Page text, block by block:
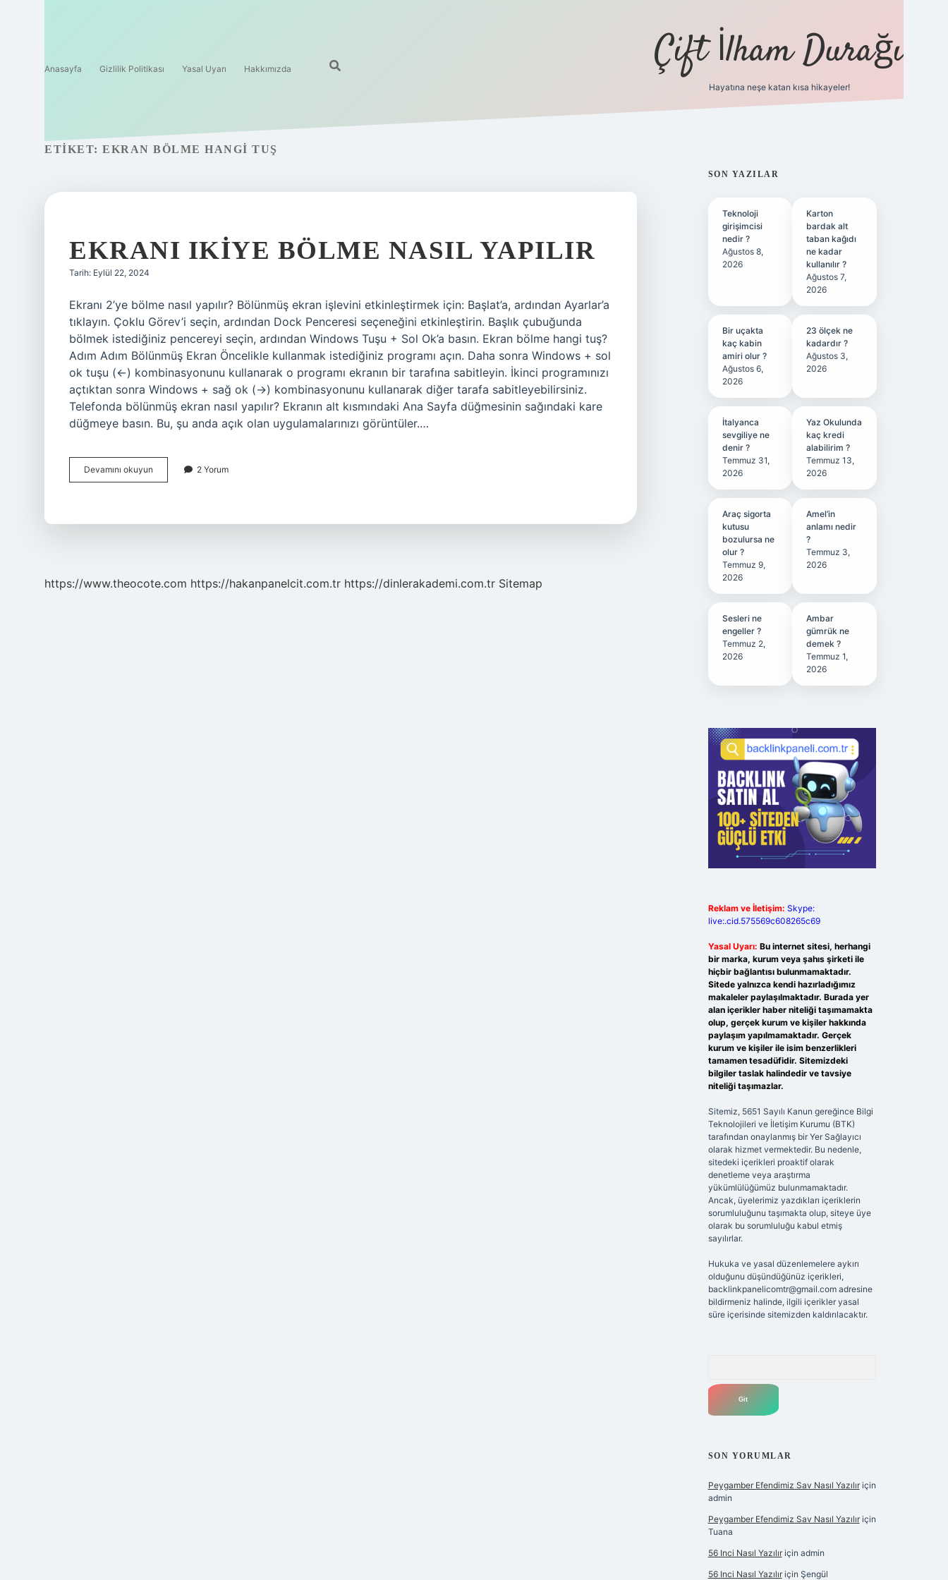
Anasayfa Gizlilik Politikası Yasal Uyarı Hakkımızda Çift İlham Durağı
Hayatına neşe katan kısa hikayeler!
ETIKET: EKRAN BÖLME HANGI TUŞ
EKRANI IKIYE BÖLME NASIL YAPILIR
Tarih: Eylül 22, 2024
Ekranı 2’ye bölme nasıl yapılır? Bölünmüş ekran işlevini etkinleştirmek için: Başlat’a, ardından Ayarlar’a
tıklayın. Çoklu Görev’i seçin, ardından Dock Penceresi seçeneğini etkinleştirin. Başlık çubuğunda
bölmek istediğiniz pencereyi seçin, ardından Windows Tuşu + Sol Ok’a basın. Ekran bölme hangi tuş?
Adım Adım Bölünmüş Ekran Öncelikle kullanmak istediğiniz programı açın. Daha sonra Windows + sol
ok tuşu (←) kombinasyonunu kullanarak o programı ekranın bir tarafına sabitleyin. İkinci programınızı
açtıktan sonra Windows + sağ ok (→) kombinasyonunu kullanarak diğer tarafa sabitleyebilirsiniz.
Telefonda bölünmüş ekran nasıl yapılır? Ekranın alt kısmındaki Ana Sayfa düğmesinin sağındaki kare
düğmeye basın. Bu, şu anda açık olan uygulamalarınızı görüntüler.…
Devamını okuyun
Ikiye
2 Yorum
https://www.theocote.com https://hakanpanelcit.com.tr https://dinlerakademi.com.tr Sitemap
SIDEBAR
SON YAZILAR
Teknoloji
girişimcisi
nedir ?
Ağustos 8,
2026
Karton
bardak alt
taban kağıdı
ne kadar
kullanılır ?
Ağustos 7,
2026
Bir uçakta
kaç kabin
amiri olur ?
Ağustos 6,
2026
23 ölçek ne
kadardır ?
Ağustos 3,
2026
İtalyanca
sevgiliye ne
denir ?
Temmuz 31,
2026
Yaz Okulunda
kaç kredi
alabilirim ?
Temmuz 13,
2026
Araç sigorta
kutusu
bozulursa ne
olur ?
Temmuz 9,
2026
Amel’in
anlamı nedir
?
Temmuz 3,
2026
Sesleri ne
engeller ?
Temmuz 2,
2026
Ambar
gümrük ne
demek ?
Temmuz 1,
2026
Reklam ve İletişim: Skype:
live:.cid.575569c608265c69
Yasal Uyarı: Bu internet sitesi, herhangi
bir marka, kurum veya şahıs şirketi ile
hiçbir bağlantısı bulunmamaktadır.
Sitede yalnızca kendi hazırladığımız
makaleler paylaşılmaktadır. Burada yer
alan içerikler haber niteliği taşımamakta
olup, gerçek kurum ve kişiler hakkında
paylaşım yapılmamaktadır. Gerçek
kurum ve kişiler ile isim benzerlikleri
tamamen tesadüfidir. Sitemizdeki
bilgiler taslak halindedir ve tavsiye
niteliği taşımazlar.
Sitemiz, 5651 Sayılı Kanun gereğince Bilgi
Teknolojileri ve İletişim Kurumu (BTK)
tarafından onaylanmış bir Yer Sağlayıcı
olarak hizmet vermektedir. Bu nedenle,
sitedeki içerikleri proaktif olarak
denetleme veya araştırma
yükümlülüğümüz bulunmamaktadır.
Ancak, üyelerimiz yazdıkları içeriklerin
sorumluluğunu taşımakta olup, siteye üye
olarak bu sorumluluğu kabul etmiş
sayılırlar.
Hukuka ve yasal düzenlemelere aykırı
olduğunu düşündüğünüz içerikleri,
backlinkpanelicomtr@gmail.comadresine
bildirmeniz halinde, ilgili içerikler yasal
süre içerisinde sitemizden kaldırılacaktır.
SON YORUMLAR
Peygamber Efendimiz Sav Nasıl Yazılıriçin
admin
Peygamber Efendimiz Sav Nasıl Yazılıriçin
Tuana
56 Inci Nasıl Yazılıriçin admin
56 Inci Nasıl Yazılıriçin Şengül